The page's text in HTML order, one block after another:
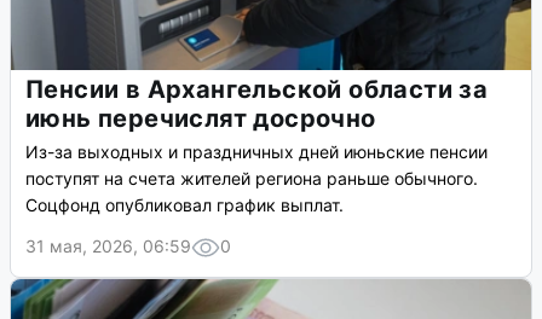
Пенсии в Архангельской области за
июнь перечислят досрочно
Из-за выходных и праздничных дней июньские пенсии
поступят на счета жителей региона раньше обычного.
Соцфонд опубликовал график выплат.
31 мая, 2026, 06:59
0